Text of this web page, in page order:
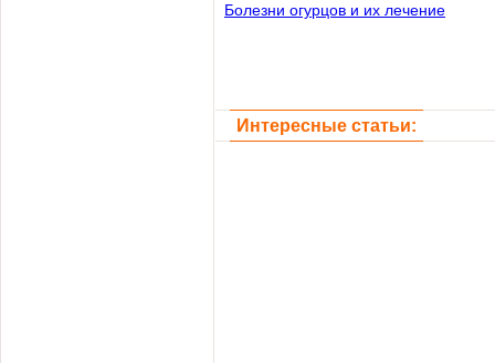
Болезни огурцов и их лечение
Интересные статьи: